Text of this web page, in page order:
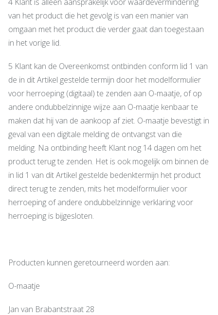
van het product die het gevolg is van een manier van
omgaan met het product die verder gaat dan toegestaan
in het vorige lid.
5 Klant kan de Overeenkomst ontbinden conform lid 1 van
de in dit Artikel gestelde termijn door het modelformulier
voor herroeping (digitaal) te zenden aan O-maatje, of op
andere ondubbelzinnige wijze aan O-maatje kenbaar te
maken dat hij van de aankoop af ziet. O-maatje bevestigt in
geval van een digitale melding de ontvangst van die
melding. Na ontbinding heeft Klant nog 14 dagen om het
product terug te zenden. Het is ook mogelijk om binnen de
in lid 1 van dit Artikel gestelde bedenktermijn het product
direct terug te zenden, mits het modelformulier voor
herroeping of andere ondubbelzinnige verklaring voor
herroeping is bijgesloten.
Producten kunnen geretourneerd worden aan:
O-maatje
Jan van Brabantstraat 28